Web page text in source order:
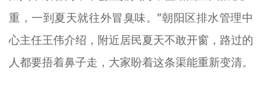
重，一到夏天就往外冒臭味。”朝阳区排水管理中
心主任王伟介绍，附近居民夏天不敢开窗，路过的
人都要捂着鼻子走，大家盼着这条渠能重新变清。